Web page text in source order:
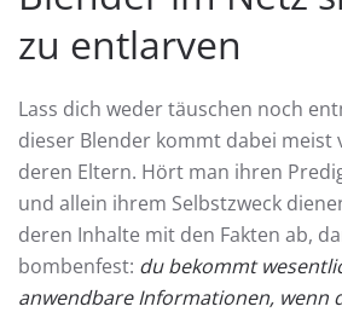
zu entlarven
Lass dich weder täuschen noch
dieser Blender kommt dabei meist
deren Eltern. Hört man ihren
und allein ihrem Selbstzweck
deren Inhalte mit den Fakten ab,
bombenfest: du bekommt
anwendbare Informationen, wenn